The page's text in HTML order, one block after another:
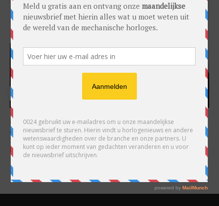
Hoofdredacteur en uitgever van 0024 Horloges. Een horlogeliefhebber en
ondernemer in hart en nieren, voor wie de liefde al decennia teruggaat. Voor
Wijnschenk is uitgeven levenslange passie, net als de oneindige interesse in
horloges.